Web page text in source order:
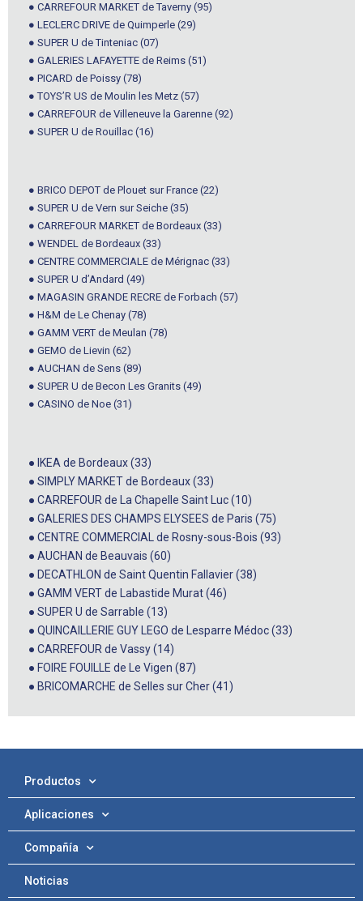
● CARREFOUR MARKET de Taverny (95)
● LECLERC DRIVE de Quimperle (29)
● SUPER U de Tinteniac (07)
● GALERIES LAFAYETTE de Reims (51)
● PICARD de Poissy (78)
● TOYS’R US de Moulin les Metz (57)
● CARREFOUR de Villeneuve la Garenne (92)
● SUPER U de Rouillac (16)
● BRICO DEPOT de Plouet sur France (22)
● SUPER U de Vern sur Seiche (35)
● CARREFOUR MARKET de Bordeaux (33)
● WENDEL de Bordeaux (33)
● CENTRE COMMERCIALE de Mérignac (33)
● SUPER U d’Andard (49)
● MAGASIN GRANDE RECRE de Forbach (57)
● H&M de Le Chenay (78)
● GAMM VERT de Meulan (78)
● GEMO de Lievin (62)
● AUCHAN de Sens (89)
● SUPER U de Becon Les Granits (49)
● CASINO de Noe (31)
● IKEA de Bordeaux (33)
● SIMPLY MARKET de Bordeaux (33)
● CARREFOUR de La Chapelle Saint Luc (10)
● GALERIES DES CHAMPS ELYSEES de Paris (75)
● CENTRE COMMERCIAL de Rosny-sous-Bois (93)
● AUCHAN de Beauvais (60)
● DECATHLON de Saint Quentin Fallavier (38)
● GAMM VERT de Labastide Murat (46)
● SUPER U de Sarrable (13)
● QUINCAILLERIE GUY LEGO de Lesparre Médoc (33)
● CARREFOUR de Vassy (14)
● FOIRE FOUILLE de Le Vigen (87)
● BRICOMARCHE de Selles sur Cher (41)
Productos
Aplicaciones
Compañía
Noticias